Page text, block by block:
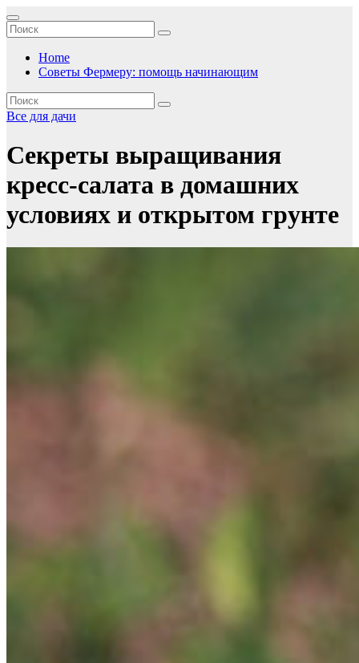
Перейти
к
содержимому
Home
Советы Фермеру: помощь начинающим
Все для дачи
Секреты выращивания
кресс-салата в домашних
условиях и открытом грунте